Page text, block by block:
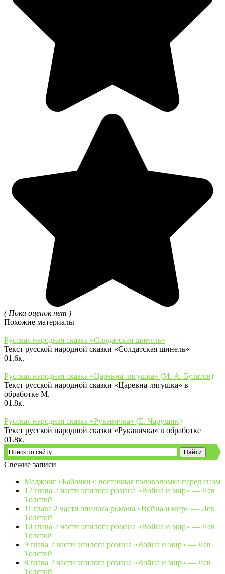
( Пока оценок нет )
Похожие материалы
Русская народная сказка «Солдатская шинель»
Текст русской народной сказки «Солдатская шинель»
01.6к.
Русская народная сказка «Царевна-лягушка» (М. А. Булатов)
Текст русской народной сказки «Царевна-лягушка» в
обработке М.
01.8к.
Русская народная сказка «Рукавичка» (Е. Чарушин)
Текст русской народной сказки «Рукавичка» в обработке
01.8к.
Свежие записи
Маджонг «Бабочки»: восточная головоломка перед сном
12 глава 2 части эпилога романа «Война и мир» — Лев
Толстой
11 глава 2 части эпилога романа «Война и мир» — Лев
Толстой
10 глава 2 части эпилога романа «Война и мир» — Лев
Толстой
9 глава 2 части эпилога романа «Война и мир» — Лев
Толстой
8 глава 2 части эпилога романа «Война и мир» — Лев
Толстой